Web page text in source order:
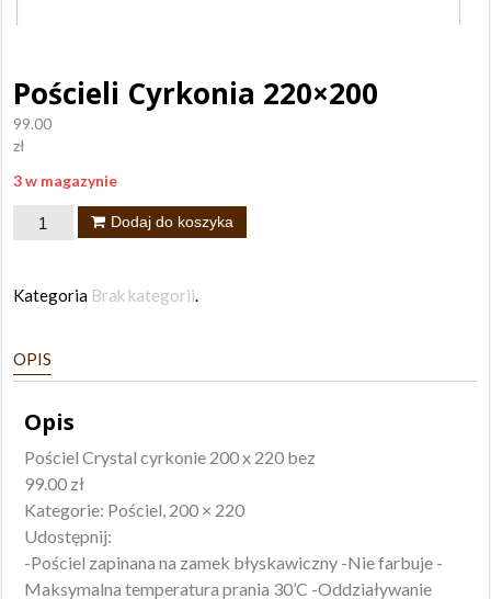
Pościeli Cyrkonia 220×200
99.00
zł
3 w magazynie
ilość
220x200
Dodaj do koszyka
Kategoria Brak kategorii.
OPIS
Opis
Pościel Crystal cyrkonie 200 x 220 bez
99.00 zł
Kategorie: Pościel, 200 × 220
Udostępnij:
-Pościel zapinana na zamek błyskawiczny -Nie farbuje -
Maksymalna temperatura prania 30’C -Oddziaływanie